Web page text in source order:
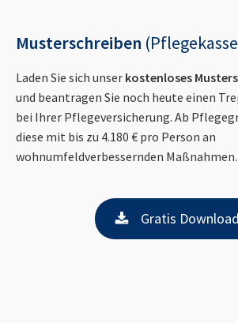
Musterschreiben
Laden Sie sich unser kostenloses
und beantragen Sie noch heute einen
bei Ihrer Pflegeversicherung. Ab
diese mit bis zu 4.180 € pro Person an
wohnumfeldverbessernden Maßnahmen.
Gratis Download